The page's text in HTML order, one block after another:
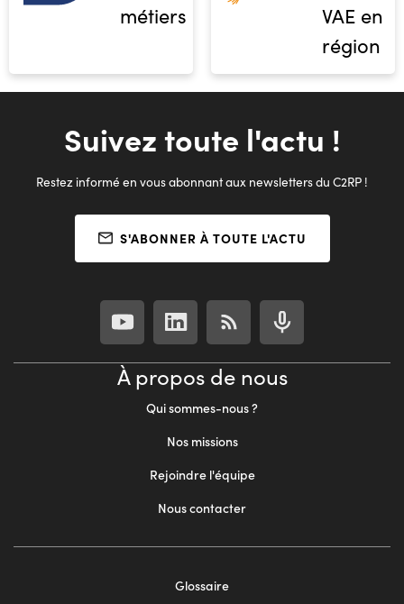
métiers
VAE en
région
Suivez toute l'actu !
Restez informé en vous abonnant aux newsletters du C2RP !
S'ABONNER À TOUTE L'ACTU
À propos de nous
Qui sommes-nous ?
Nos missions
Rejoindre l'équipe
Nous contacter
Glossaire